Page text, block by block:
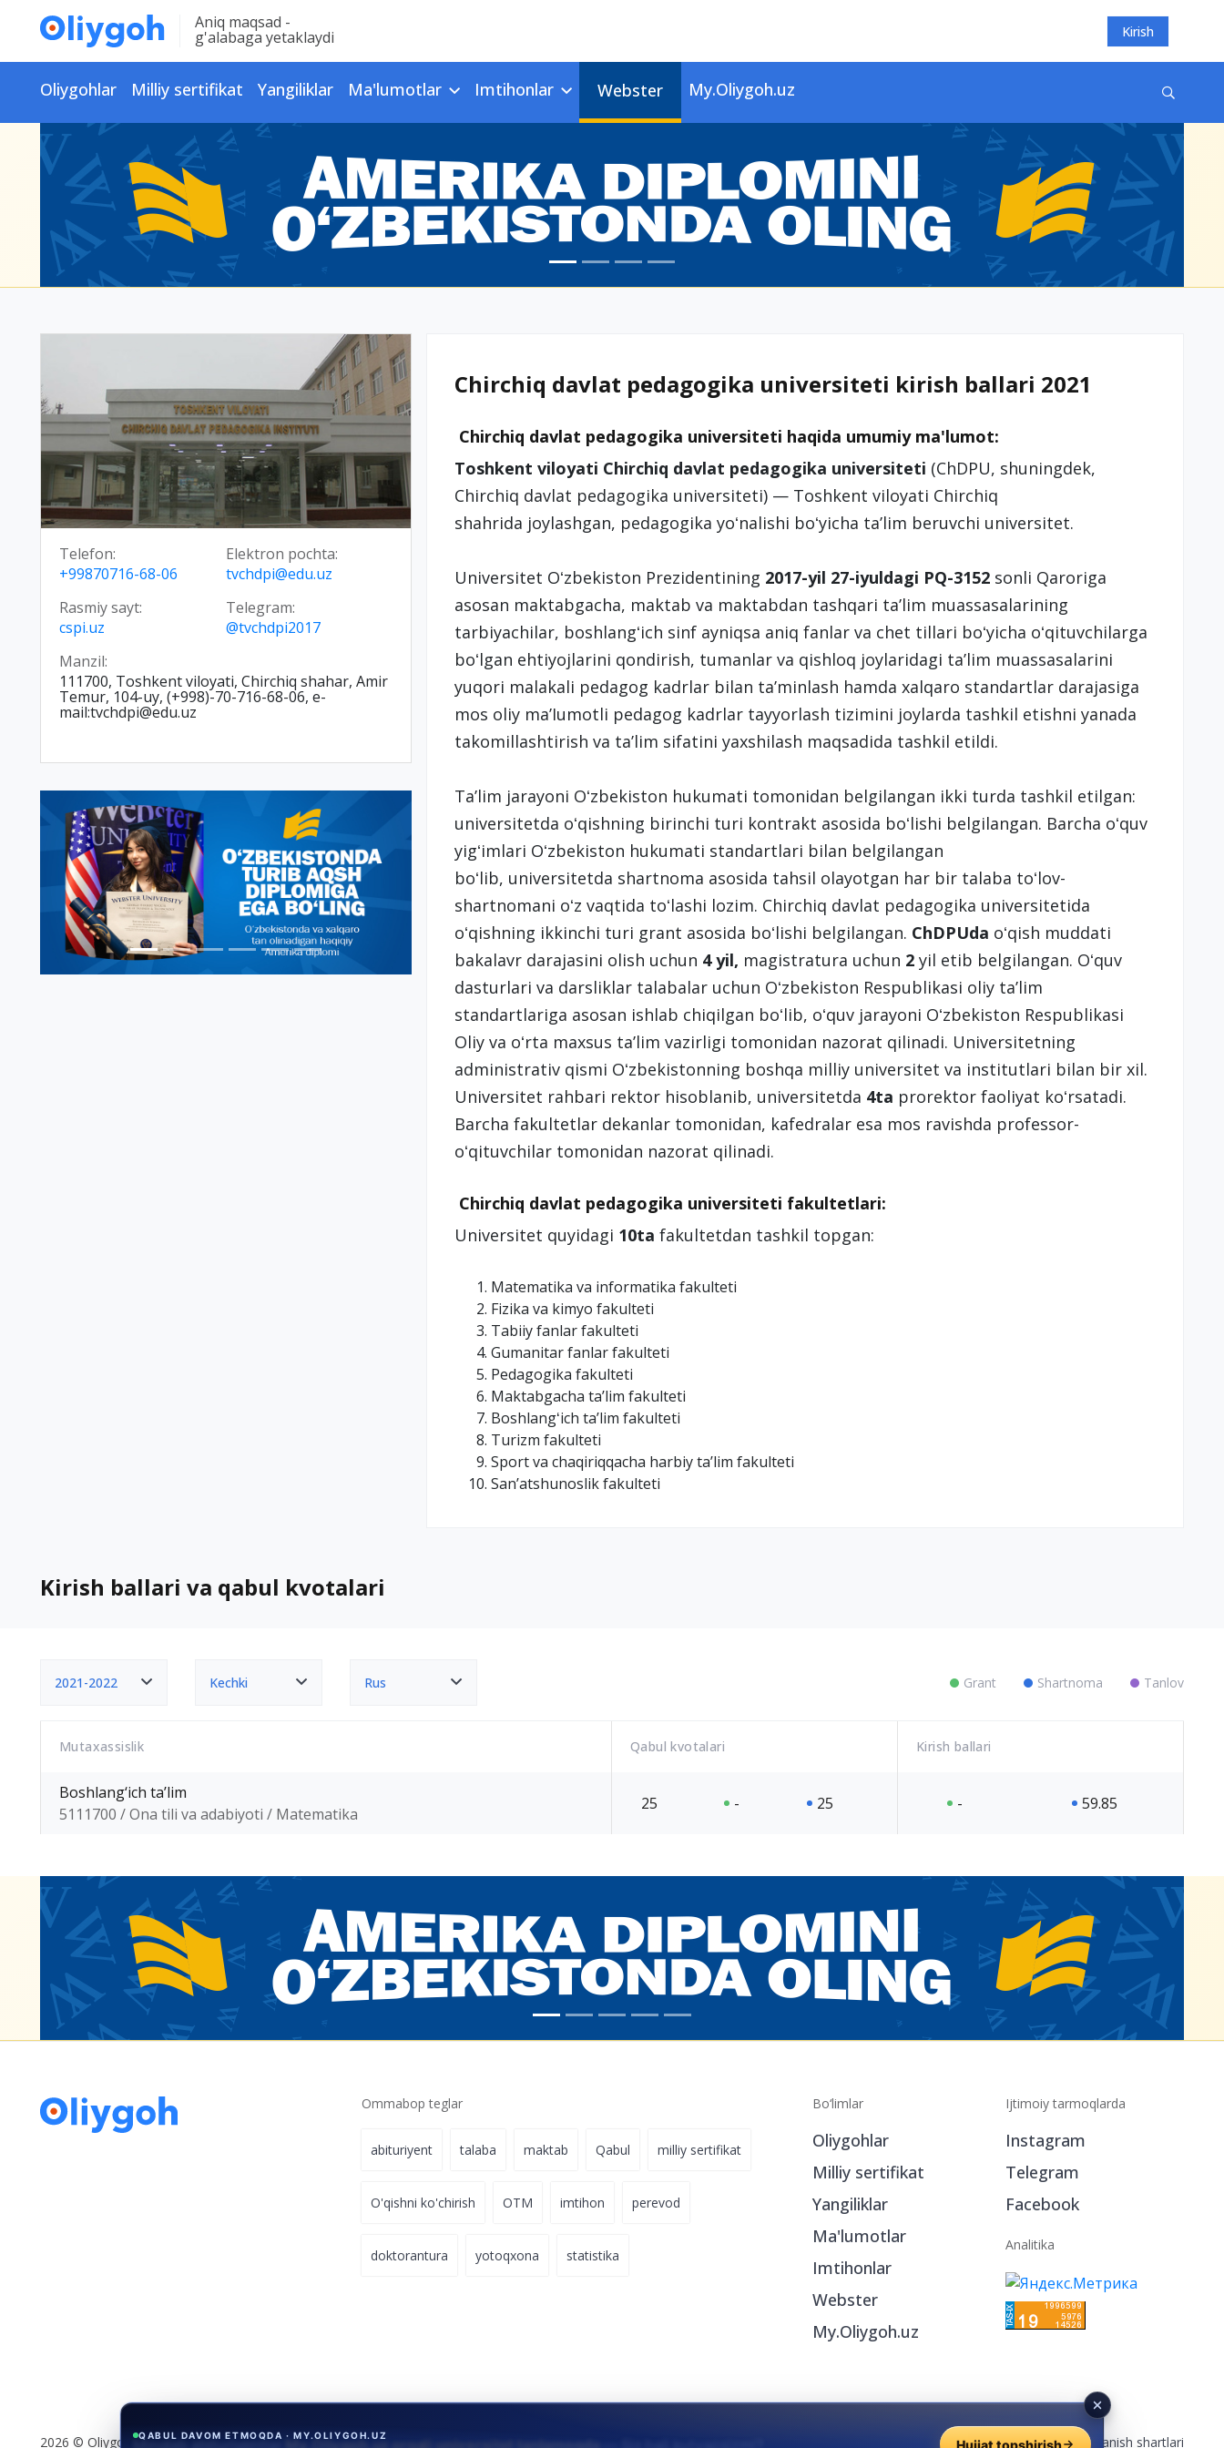
Aniq maqsad -
g'alabaga yetaklaydi Kirish
Oliygohlar Milliy sertifikat Yangiliklar Ma'lumotlar Imtihonlar Webster My.Oliygoh.uz
Telefon:
+99870716-68-06
Elektron pochta:
tvchdpi@edu.uz
Rasmiy sayt:
cspi.uz
Telegram:
@tvchdpi2017
Manzil:
111700, Toshkent viloyati, Chirchiq shahar, Amir
Temur, 104-uy, (+998)-70-716-68-06, e-
mail:tvchdpi@edu.uz
Chirchiq davlat pedagogika universiteti kirish ballari 2021
Chirchiq davlat pedagogika universiteti haqida umumiy ma'lumot:
Toshkent viloyati Chirchiq davlat pedagogika universiteti (ChDPU, shuningdek,
Chirchiq davlat pedagogika universiteti) — Toshkent viloyati Chirchiq
shahrida joylashgan, pedagogika yoʻnalishi boʻyicha taʼlim beruvchi universitet.
Universitet Oʻzbekiston Prezidentining 2017-yil 27-iyuldagi PQ-3152 sonli Qaroriga
asosan maktabgacha, maktab va maktabdan tashqari taʼlim muassasalarining
tarbiyachilar, boshlangʻich sinf ayniqsa aniq fanlar va chet tillari boʻyicha oʻqituvchilarga
boʻlgan ehtiyojlarini qondirish, tumanlar va qishloq joylaridagi taʼlim muassasalarini
yuqori malakali pedagog kadrlar bilan taʼminlash hamda xalqaro standartlar darajasiga
mos oliy maʼIumotli pedagog kadrlar tayyorlash tizimini joylarda tashkil etishni yanada
takomillashtirish va taʼlim sifatini yaxshilash maqsadida tashkil etildi.
Taʼlim jarayoni Oʻzbekiston hukumati tomonidan belgilangan ikki turda tashkil etilgan:
universitetda oʻqishning birinchi turi kontrakt asosida boʻlishi belgilangan. Barcha oʻquv
yigʻimlari Oʻzbekiston hukumati standartlari bilan belgilangan
boʻlib, universitetda shartnoma asosida tahsil olayotgan har bir talaba toʻlov-
shartnomani oʻz vaqtida toʻlashi lozim. Chirchiq davlat pedagogika universitetida
oʻqishning ikkinchi turi grant asosida boʻlishi belgilangan. ChDPUda oʻqish muddati
bakalavr darajasini olish uchun 4 yil, magistratura uchun 2 yil etib belgilangan. Oʻquv
dasturlari va darsliklar talabalar uchun Oʻzbekiston Respublikasi oliy taʼlim
standartlariga asosan ishlab chiqilgan boʻlib, oʻquv jarayoni Oʻzbekiston Respublikasi
Oliy va oʻrta maxsus taʼlim vazirligi tomonidan nazorat qilinadi. Universitetning
administrativ qismi Oʻzbekistonning boshqa milliy universitet va institutlari bilan bir xil.
Universitet rahbari rektor hisoblanib, universitetda 4ta prorektor faoliyat koʻrsatadi.
Barcha fakultetlar dekanlar tomonidan, kafedralar esa mos ravishda professor-
oʻqituvchilar tomonidan nazorat qilinadi.
Chirchiq davlat pedagogika universiteti fakultetlari:
Universitet quyidagi 10ta fakultetdan tashkil topgan:
Matematika va informatika fakulteti
Fizika va kimyo fakulteti
Tabiiy fanlar fakulteti
Gumanitar fanlar fakulteti
Pedagogika fakulteti
Maktabgacha taʼlim fakulteti
Boshlangʻich taʼlim fakulteti
Turizm fakulteti
Sport va chaqiriqqacha harbiy taʼlim fakulteti
Sanʼatshunoslik fakulteti
Kirish ballari va qabul kvotalari
2021-2022 Kechki Rus Grant Shartnoma Tanlov
Mutaxassislik Qabul kvotalari Kirish ballari
Boshlang‘ich ta’lim
5111700 / Ona tili va adabiyoti / Matematika
25 - 25 - 59.85
Ommabop teglar
abituriyent talaba maktab Qabul milliy sertifikat
O'qishni ko'chirish OTM imtihon perevod
doktorantura yotoqxona statistika
Bo‘limlar
Oliygohlar
Milliy sertifikat
Yangiliklar
Ma'lumotlar
Imtihonlar
Webster
My.Oliygoh.uz
Ijtimoiy tarmoqlarda
Instagram
Telegram
Facebook
Analitika
2026 © Oliygoh.uz, Barcha huquqlar himoyalangan Reklama/Foydalanish shartlari
QABUL DAVOM ETMOQDA · MY.OLIYGOH.UZ
Hujjat topshirish